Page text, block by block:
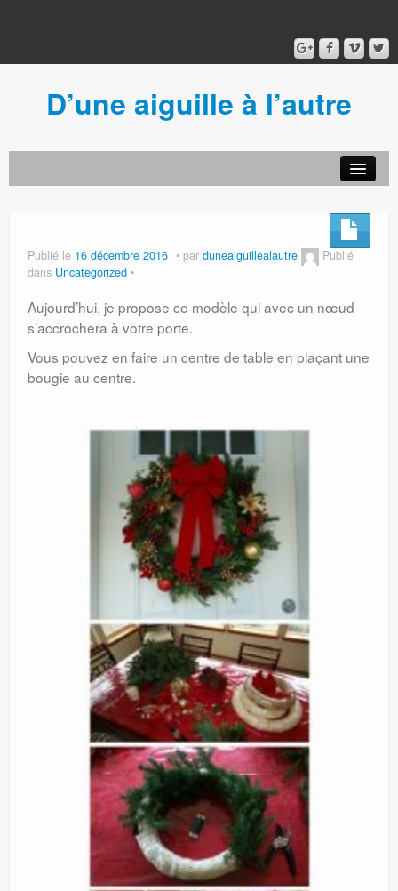
D’une aiguille à l’autre
Publié le 16 décembre 2016 par duneaiguillealautre
Publié
dans Uncategorized
Aujourd’hui, je propose ce modèle qui avec un nœud
s’accrochera à votre porte.
Vous pouvez en faire un centre de table en plaçant une
bougie au centre.